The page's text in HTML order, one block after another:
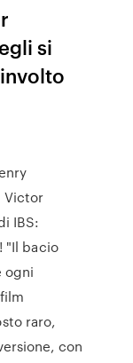
si
Victor
IBS:
"Il bacio
ogni
raro,
con